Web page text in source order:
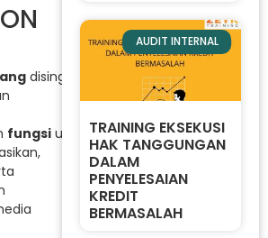
disingkat
fungsi utama
AUDIT INTERNAL
TRAINING EKSEKUSI
HAK TANGGUNGAN
DALAM
PENYELESAIAN
KREDIT
BERMASALAH